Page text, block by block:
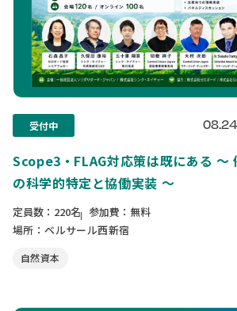
受付中 08.24
Scope3・FLAG対応策は既にある ～
の科学的特定と協働実装 ～
定員数：220名 参加費：無料
場所：ベルサール西新宿
自然資本